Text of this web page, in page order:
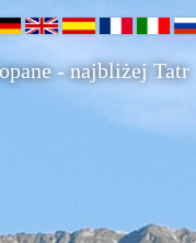
- najbliżej Tatr